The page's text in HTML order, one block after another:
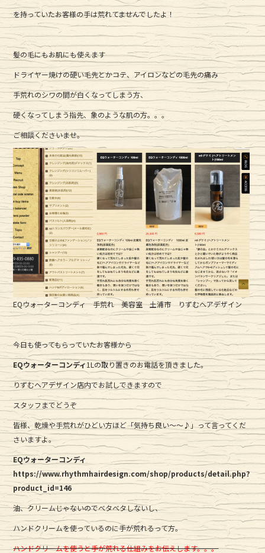
を持っていたお客様の手は荒れてませんでしたよ！
髪の毛にもお肌にも使えます
ドライヤー焼けの硬い毛先とかコテ、アイロンなどの毛先の痛み
手荒れのシワの間が白くなってしまう方、
硬くなってしまう指先、象のような肌の方。。。
ご相談くださいませ。
EQウォーターコンディ 手荒れ 美容室 土浦市 りずむヘアデザイン
今日も使ってもらっていたお客様から
EQウォーターコンディ1Lの取り置きのお電話を頂きました。
りずむヘアデザイン店内でお試しできますので
スタッフまでどうぞ
皆様、乾燥や手荒れがひどい方ほど「気持ち良い〜〜♪」って言ってくだ
さいますよ。
EQウォーターコンディ
https://www.rhythmhairdesign.com/shop/products/detail.php?
product_id=146
油、クリームじゃないのでベタベタしないし、
ハンドクリームを使っているのに手が荒れるって方。
ハンドクリームを使うと手が荒れる仕組みをお伝えします。。。